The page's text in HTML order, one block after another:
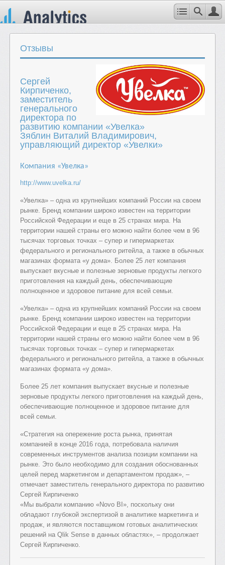
Отзывы
Сергей
Кирпиченко,
заместитель
генерального
директора по
развитию компании «Увелка»
Зяблин Виталий Владимирович,
управляющий директор «Увелки»
Компания «Увелка»
http://www.uvelka.ru/
«Увелка» – одна из крупнейших компаний России на своем
рынке. Бренд компании широко известен на территории
Российской Федерации и еще в 25 странах мира. На
территории нашей страны его можно найти более чем в 96
тысячах торговых точках – супер и гипермаркетах
федерального и регионального ритейла, а также в обычных
магазинах формата «у дома». Более 25 лет компания
выпускает вкусные и полезные зерновые продукты легкого
приготовления на каждый день, обеспечивающие
полноценное и здоровое питание для всей семьи.
«Увелка» – одна из крупнейших компаний России на своем
рынке. Бренд компании широко известен на территории
Российской Федерации и еще в 25 странах мира. На
территории нашей страны его можно найти более чем в 96
тысячах торговых точках – супер и гипермаркетах
федерального и регионального ритейла, а также в обычных
магазинах формата «у дома».
Более 25 лет компания выпускает вкусные и полезные
зерновые продукты легкого приготовления на каждый день,
обеспечивающие полноценное и здоровое питание для
всей семьи.
«Стратегия на опережение роста рынка, принятая
компанией в конце 2016 года, потребовала наличия
современных инструментов анализа позиции компании на
рынке. Это было необходимо для создания обоснованных
целей перед маркетингом и департаментом продаж», –
отмечает заместитель генерального директора по развитию
Сергей Кирпиченко
«Мы выбрали компанию «Novo BI», поскольку они
обладают глубокой экспертизой в аналитике маркетинга и
продаж, и являются поставщиком готовых аналитических
решений на Qlik Sense в данных областях», – продолжает
Сергей Кирпиченко.